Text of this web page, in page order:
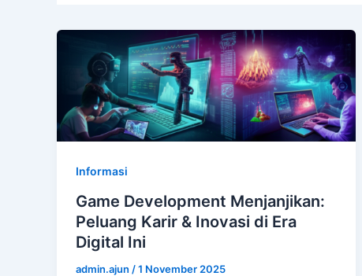
Informasi
Game Development Menjanjikan:
Peluang Karir & Inovasi di Era
Digital Ini
admin.ajun /1 November 2025